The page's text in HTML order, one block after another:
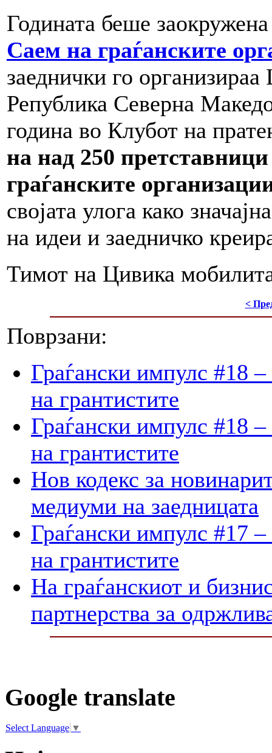
Годината беше
Саем на граѓанските
заеднички го
Република Северна
година во Клубот на
на над 250
граѓанските
својата улога како
на идеи и заедничко
Тимот на Цивика
<
Поврзани:
Граѓански импулс #18
на грантистите
Граѓански импулс #18
на грантистите
Нов кодекс за
медиуми на заедницата
Граѓански импулс #17
на грантистите
На граѓанскиот и
партнерства за
Google translate
Select Language ▼